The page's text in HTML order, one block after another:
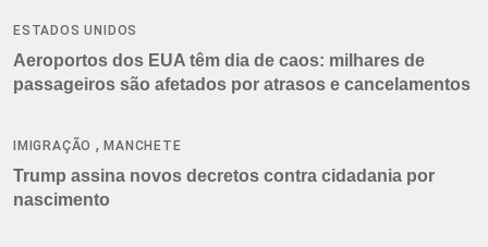
ESTADOS UNIDOS
Aeroportos dos EUA têm dia de caos: milhares de
passageiros são afetados por atrasos e cancelamentos
IMIGRAÇÃO ,MANCHETE
Trump assina novos decretos contra cidadania por
nascimento